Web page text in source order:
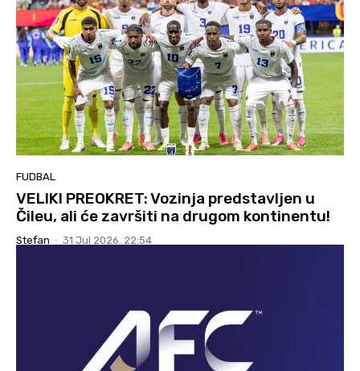
FUDBAL
VELIKI PREOKRET: Vozinja predstavljen u
Čileu, ali će završiti na drugom kontinentu!
Stefan - 31 Jul 2026. 22:54